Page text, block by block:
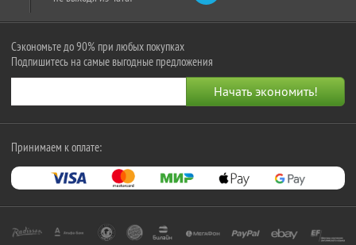
Сэкономьте до 90% при любых покупках
Подпишитесь на самые выгодные предложения
Принимаем к оплате: